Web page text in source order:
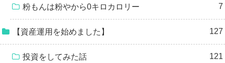
粉もんは粉やから0キロカロリー 7
【資産運用を始めました】 127
投資をしてみた話 121